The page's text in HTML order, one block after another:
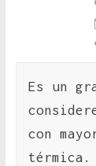
Es un
con
térmica.